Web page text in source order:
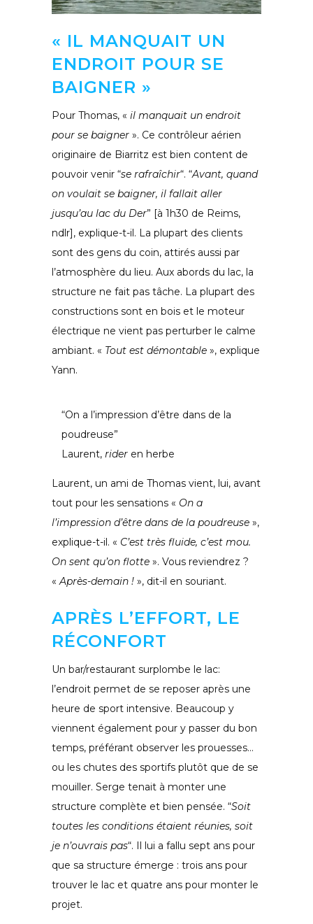
« IL MANQUAIT UN
ENDROIT POUR SE
BAIGNER »
Pour Thomas, « il manquait un endroit
pour se baigner ». Ce contrôleur aérien
originaire de Biarritz est bien content de
pouvoir venir “se rafraîchir“. “Avant, quand
on voulait se baigner, il fallait aller
jusqu’au lac du Der” [à 1h30 de Reims,
ndlr], explique-t-il. La plupart des clients
sont des gens du coin, attirés aussi par
l’atmosphère du lieu. Aux abords du lac, la
structure ne fait pas tâche. La plupart des
constructions sont en bois et le moteur
électrique ne vient pas perturber le calme
ambiant. « Tout est démontable », explique
Yann.
“On a l’impression d’être dans de la
poudreuse”
Laurent, rider en herbe
Laurent, un ami de Thomas vient, lui, avant
tout pour les sensations « On a
l’impression d’être dans de la poudreuse »,
explique-t-il. « C’est très fluide, c’est mou.
On sent qu’on flotte ». Vous reviendrez ?
« Après-demain ! », dit-il en souriant.
APRÈS L’EFFORT, LE
RÉCONFORT
Un bar/restaurant surplombe le lac:
l’endroit permet de se reposer après une
heure de sport intensive. Beaucoup y
viennent également pour y passer du bon
temps, préférant observer les prouesses…
ou les chutes des sportifs plutôt que de se
mouiller. Serge tenait à monter une
structure complète et bien pensée. “Soit
toutes les conditions étaient réunies, soit
je n’ouvrais pas“. Il lui a fallu sept ans pour
que sa structure émerge : trois ans pour
trouver le lac et quatre ans pour monter le
projet.